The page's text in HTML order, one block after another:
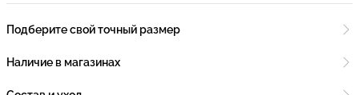
Подберите свой точный размер
Наличие в магазинах